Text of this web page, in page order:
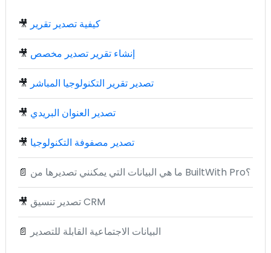
🎥 كيفية تصدير تقرير
🎥 إنشاء تقرير تصدير مخصص
🎥 تصدير تقرير التكنولوجيا المباشر
🎥 تصدير العنوان البريدي
🎥 تصدير مصفوفة التكنولوجيا
📄 ما هي البيانات التي يمكنني تصديرها من BuiltWith Pro؟
🎥 تصدير تنسيق CRM
📄 البيانات الاجتماعية القابلة للتصدير